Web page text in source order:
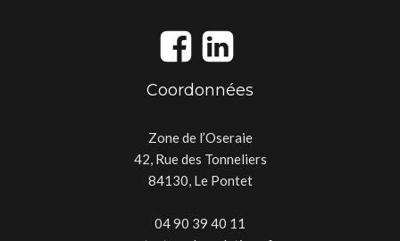
Coordonnées
Zone de l’Oseraie
42, Rue des Tonneliers
84130, Le Pontet
04 90 39 40 11